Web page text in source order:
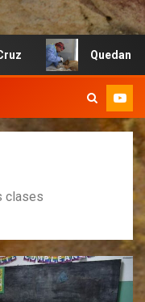
Quedan últimos
clases